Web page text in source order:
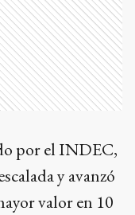
por el INDEC,
y avanzó
valor en 10